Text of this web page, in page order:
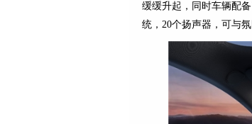
缓缓升起，同时车辆配
统，20个扬声器，可与